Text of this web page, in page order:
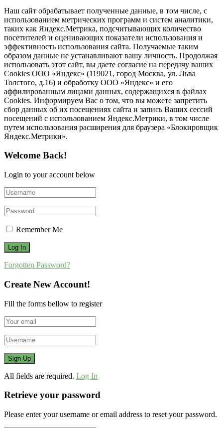
Наш сайт обрабатывает полученные данные, в том числе, с
использованием метрических программ и систем аналитики,
таких как Яндекс.Метрика, подсчитывающих количество
посетителей и оценивающих показатели использования и
эффективность использования сайта. Получаемые таким
образом данные не устанавливают вашу личность. Продолжая
использовать этот сайт, вы даете согласие на передачу ваших
Cookies ООО «Яндекс» (119021, город Москва, ул. Льва
Толстого, д.16) и обработку ООО «Яндекс» и его
аффилированным лицами данных, содержащихся в файлах
Cookies. Информируем Вас о том, что вы можете запретить
сбор данных об их посещениях сайта и запись Ваших сессий
посещений с использованием Яндекс.Метрики, в том числе
путем использования расширения для браузера «Блокировщик
Яндекс.Метрики».
Welcome Back!
Login to your account below
Remember Me
Forgotten Password?
Create New Account!
Fill the forms bellow to register
All fields are required. Log In
Retrieve your password
Please enter your username or email address to reset your password.